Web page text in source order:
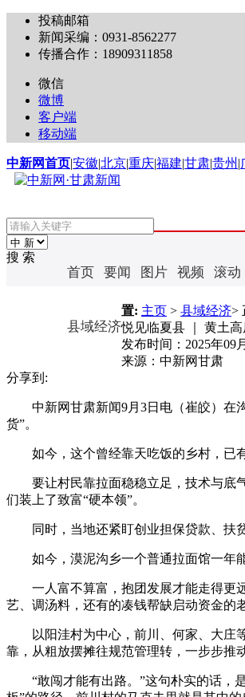
投稿邮箱
新闻采编：0931-8562277
传播合作：18909311858
微信
微博
客户端
移动端
中新网首页|安徽|北京|重庆|福建|甘肃|贵州 |
搜 索
首页 要闻 图片 视频 滚动
县域经济
置: 主页 > 县域经济>
悦见临夏县 ｜ 黄土
发布时间： 2025年09
来源： 中新网甘肃
分享到:
中新网甘肃新闻9月3日电（崔皎）在沟
货”。
如今，这个曾经靠天吃饭的乡村，已有
要让村民靠拉面稳稳立足，技术与底气
们装上了致富“硬本领”。
同时，当地还紧盯创业担保贷款、扶贫
如今，漠泥沟乡一个普通拉面馆一年能
一人富不算富，抱团发展才能走得更远
艺、调汤料，还有的凑钱帮缺启动资金的
以阳洼村为中心，前川、何家、大庄等
靠，从粗放摆摊往规范管理转，一步步推
“敢闯才能有出路。”这句朴实的话，是